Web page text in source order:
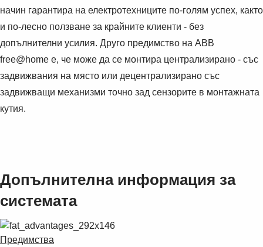
начин гарантира на електротехниците по-голям успех, както
и по-лесно ползване за крайните клиенти - без
допълнителни усилия. Друго предимство на ABB
free@home е, че може да се монтира централизирано - със
задвижвания на място или децентрализирано със
задвижващи механизми точно зад сензорите в монтажната
кутия.
Допълнителна информация за
системата
Предимства